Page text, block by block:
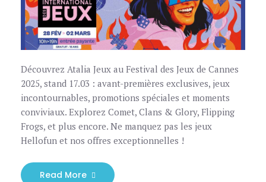
Découvrez Atalia Jeux au Festival des Jeux de Cannes
2025, stand 17.03 : avant-premières exclusives, jeux
incontournables, promotions spéciales et moments
conviviaux. Explorez Comet, Clans & Glory, Flipping
Frogs, et plus encore. Ne manquez pas les jeux
Hellofun et nos offres exceptionnelles !
Read More